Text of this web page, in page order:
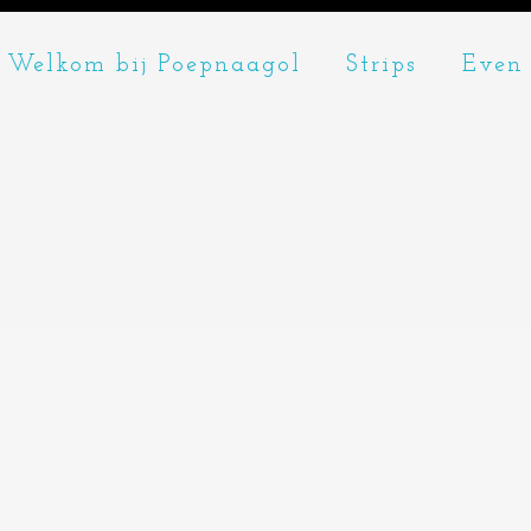
Welkom bij Poepnaagol Strips